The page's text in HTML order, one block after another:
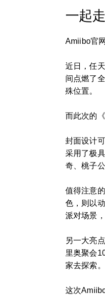
一起
Amiibo官
近日，任
间点燃了
殊位置。
而此次的
封面设计
采用了极
奇、桃子
值得注意
色，则以
派对场景
另一大亮
里奥聚会
家去探索。
这次